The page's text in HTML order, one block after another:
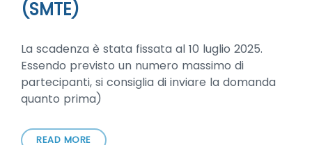
(SMTE)
La scadenza è stata fissata al 10 luglio 2025.
Essendo previsto un numero massimo di
partecipanti, si consiglia di inviare la domanda
quanto prima)
READ MORE